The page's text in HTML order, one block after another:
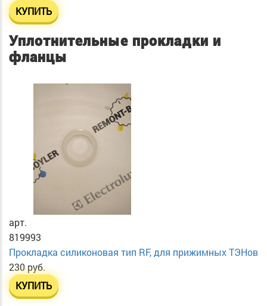
КУПИТЬ
Уплотнительные прокладки и
фланцы
арт.
819993
Прокладка силиконовая тип RF, для прижимных ТЭНов
230 руб.
КУПИТЬ